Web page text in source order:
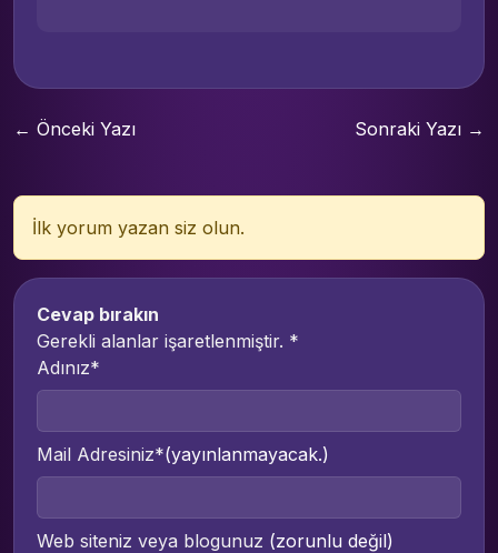
← Önceki Yazı Sonraki Yazı →
İlk yorum yazan siz olun.
Cevap bırakın
Gerekli alanlar işaretlenmiştir. *
Adınız*
Mail Adresiniz*(yayınlanmayacak.)
Web siteniz veya blogunuz (zorunlu değil)